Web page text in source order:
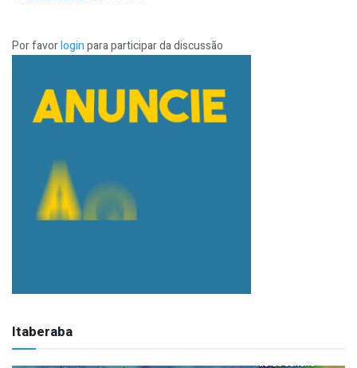
Por favorloginpara participar da discussão
Itaberaba